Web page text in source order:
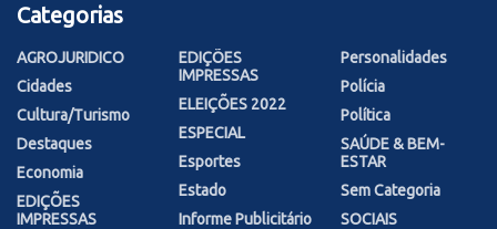
Categorias
AGROJURIDICO
Cidades
Cultura/Turismo
Destaques
Economia
EDIÇÕES
IMPRESSAS
EDIÇÕES
IMPRESSAS
ELEIÇÕES 2022
ESPECIAL
Esportes
Estado
Informe Publicitário
Personalidades
Polícia
Política
SAÚDE & BEM-
ESTAR
Sem Categoria
SOCIAIS